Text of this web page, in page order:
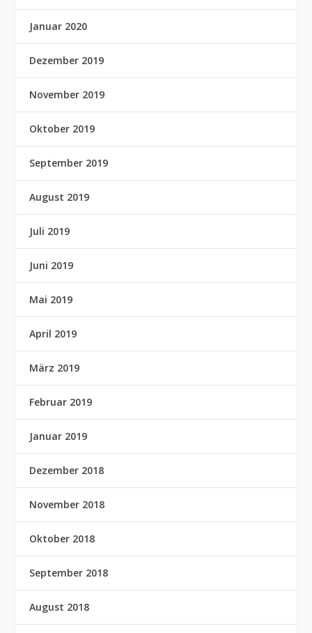
Januar 2020
Dezember 2019
November 2019
Oktober 2019
September 2019
August 2019
Juli 2019
Juni 2019
Mai 2019
April 2019
März 2019
Februar 2019
Januar 2019
Dezember 2018
November 2018
Oktober 2018
September 2018
August 2018